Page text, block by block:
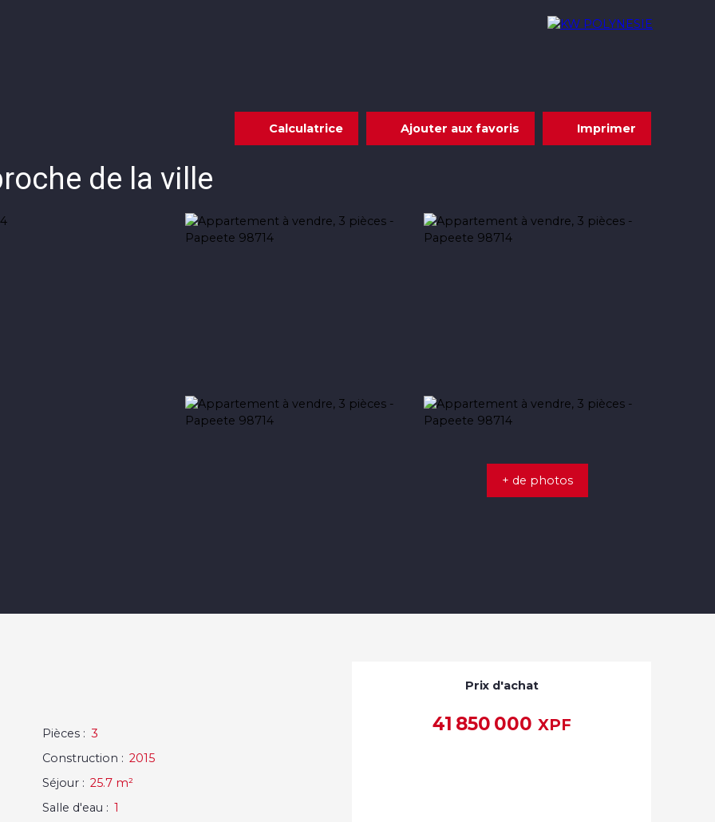
Nous rejoindre
Calculatrice Ajouter aux favoris Imprimer
de la ville
+ de photos
Pièces: 3
Construction : 2015
Séjour: 25.7 m²
Salle d'eau : 1
Prix d'achat
41 850 000 XPF